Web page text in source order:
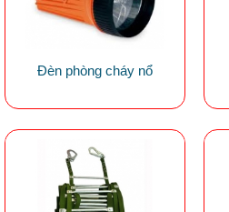
Đèn phòng cháy nổ